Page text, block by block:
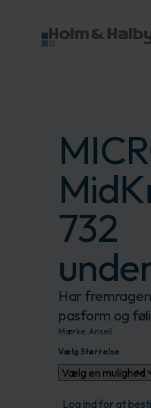
732
Har
pasform og
Mærke: Ansell
Vælg Størrelse
Produktet leveres i
Log ind for at